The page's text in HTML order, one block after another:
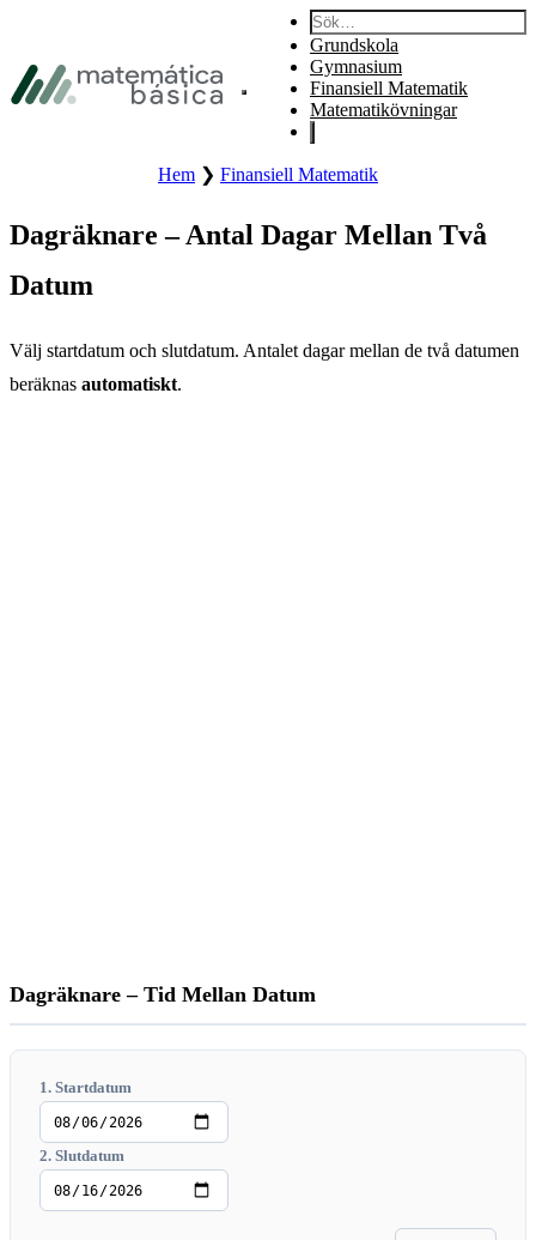
Gå till sidfot
Öppna webbplatsens primära meny.
Sök:
Grundskola
Gymnasium
Finansiell Matematik
Matematikövningar
Hem ❯ Finansiell Matematik
Dagräknare – Antal Dagar Mellan Två
Datum
Välj startdatum och slutdatum. Antalet dagar mellan de två datumen
beräknas automatiskt.
Dagräknare – Tid Mellan Datum
1. Startdatum
2. Slutdatum